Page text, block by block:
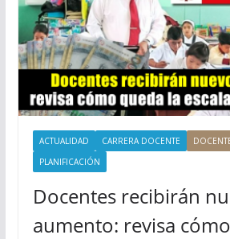
ACTUALIDAD CARRERA DOCENTE
PLANIFICACIÓN
Docentes recibirán
aumento: revisa